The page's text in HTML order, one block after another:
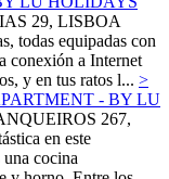
29, LISBOA
todas equipadas con
conexión a Internet
y en tus ratos l... >
- BY LU
267,
en este
una cocina